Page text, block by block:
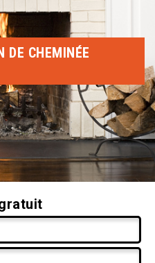
DE CHEMINÉE